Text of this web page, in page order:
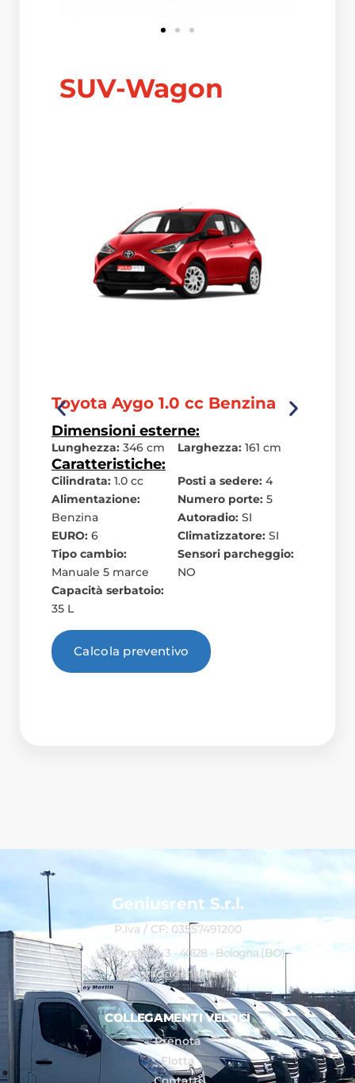
SUV-Wagon
Toyota Aygo 1.0 cc Benzina
Dimensioni esterne:
Lunghezza: 346 cm Larghezza: 161 cm
Caratteristiche:
Cilindrata: 1.0 cc
Alimentazione:
Benzina
EURO: 6
Tipo cambio:
Manuale 5 marce
Capacità serbatoio:
35 L
Posti a sedere: 4
Numero porte: 5
Autoradio: SI
Climatizzatore: SI
Sensori parcheggio:
NO
Calcola preventivo
Geniusrent S.r.l.
P.Iva / CF: 03557491200
Via Ferrarese, 3 - 40128 - Bologna (BO)
info@geniusrent.it
COLLEGAMENTI VELOCI
Prenota
Flotta